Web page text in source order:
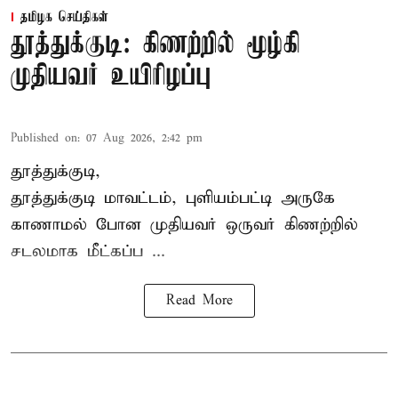
தமிழக செய்திகள்
தூத்துக்குடி: கிணற்றில் மூழ்கி
முதியவர் உயிரிழப்பு
Published on: 07 Aug 2026, 2:42 pm
தூத்துக்குடி,
தூத்துக்குடி மாவட்டம், புளியம்பட்டி அருகே
காணாமல் போன முதியவர் ஒருவர் கிணற்றில்
சடலமாக மீட்கப்ப ...
Read More